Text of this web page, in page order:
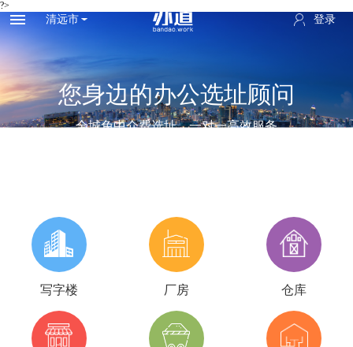
?>
清远市 登录
您身边的办公选址顾问
全城免中介费选址，一对一高效服务
写字楼 厂房 仓库